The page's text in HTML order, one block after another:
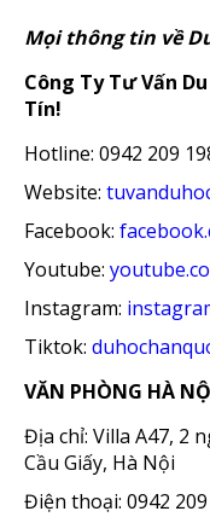
Mọi thông tin về
Công Ty Tư Vấn
Tín!
Hotline: 0942 209
Website:
Facebook:
Youtube:
Instagram:
Tiktok:
VĂN PHÒNG HÀ
Địa chỉ: Villa A47, 2
Cầu Giấy, Hà Nội
Điện thoại: 0942